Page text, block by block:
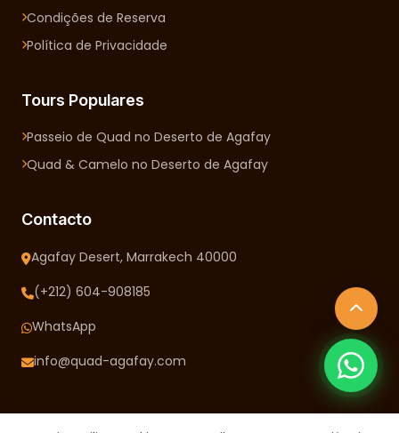
Condições de Reserva
Política de Privacidade
Tours Populares
Passeio de Quad no Deserto de Agafay
Quad & Camelo no Deserto de Agafay
Contacto
Agafay Desert, Marrakech 40000
(+212) 604-908185
WhatsApp
info@quad-agafay.com